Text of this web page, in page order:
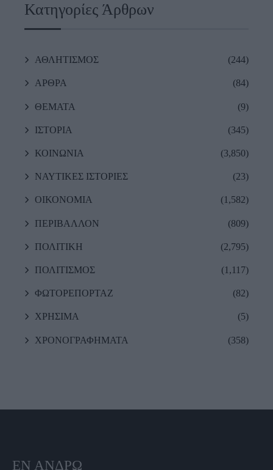
Κατηγορίες Άρθρων
ΑΘΛΗΤΙΣΜΟΣ (244)
ΑΡΘΡΑ (84)
ΘΕΜΑΤΑ (9)
ΙΣΤΟΡΙΑ (345)
ΚΟΙΝΩΝΙΑ (3,850)
ΝΑΥΤΙΚΕΣ ΙΣΤΟΡΙΕΣ (23)
ΟΙΚΟΝΟΜΙΑ (1,582)
ΠΕΡΙΒΑΛΛΟΝ (809)
ΠΟΛΙΤΙΚΗ (2,795)
ΠΟΛΙΤΙΣΜΟΣ (1,117)
ΦΩΤΟΡΕΠΟΡΤΑΖ (82)
ΧΡΗΣΙΜΑ (5)
ΧΡΟΝΟΓΡΑΦΗΜΑΤΑ (358)
ΕΝ ΆΝΔΡΩ